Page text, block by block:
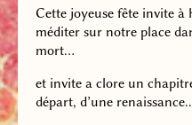
Cette joyeuse fête invite à
méditer sur notre place
mort…
et invite a clore un
départ, d’une